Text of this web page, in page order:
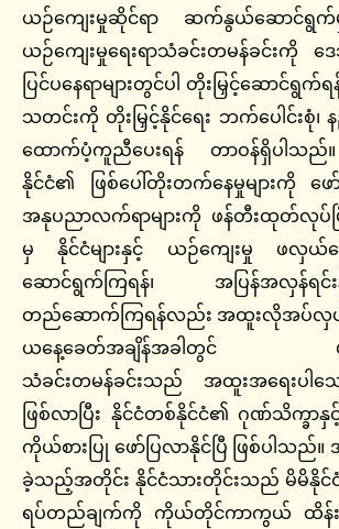
ယဉ်ကျေးမှုဆိုင်ရာ ဆက်နွယ်ဆောင်ရွက်
ယဉ်ကျေးမှုရေးရာသံခင်းတမန်ခင်းကို
ပြင်ပနေရာများတွင်ပါ တိုးမြှင့်ဆောင်ရွ
သတင်းကို တိုးမြှင့်နိုင်ရေး ဘက်ပေါင်းစုံ၊ န
ထောက်ပံ့ကူညီပေးရန် တာဝန်ရှိပါသ
နိုင်ငံ၏ ဖြစ်ပေါ်တိုးတက်နေမှုများကို ဖ
အနုပညာလက်ရာများကို ဖန်တီးထုတ်လုပ်ပ
မှ နိုင်ငံများနှင့် ယဉ်ကျေးမှု ဖလှယ်ရ
ဆောင်ရွက်ကြရန်၊ အပြန်အလှန်ရင်းနှီး
တည်ဆောက်ကြရန်လည်း အထူးလိုအပ်လှ
ယနေ့ခေတ်အချိန်အခါတွင် ယဉ်က
သံခင်းတမန်ခင်းသည် အထူးအရေးပါ
ဖြစ်လာပြီး နိုင်ငံတစ်နိုင်ငံ၏ ဂုဏ်သိက္ခ
ကိုယ်စားပြု ဖော်ပြလာနိုင်ပြီ ဖြစ်ပါသည်
ခဲ့သည့်အတိုင်း နိုင်ငံသားတိုင်းသည် မိမိနိုင်
ရပ်တည်ချက်ကို ကိုယ်တိုင်ကာကွယ် ထိန်းသိ